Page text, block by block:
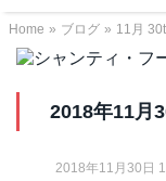
Home » ブログ » 11月
2018年11月
2018年11月30日